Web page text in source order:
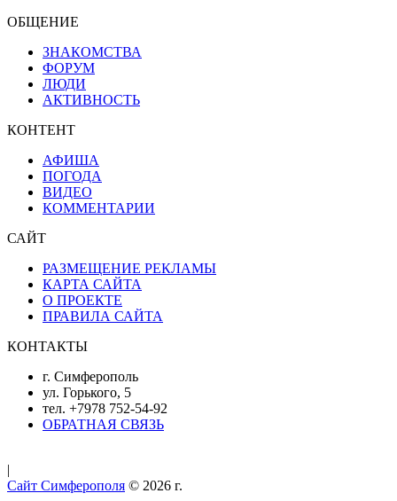
ОБЩЕНИЕ
ЗНАКОМСТВА
ФОРУМ
ЛЮДИ
АКТИВНОСТЬ
КОНТЕНТ
АФИША
ПОГОДА
ВИДЕО
КОММЕНТАРИИ
САЙТ
РАЗМЕЩЕНИЕ РЕКЛАМЫ
КАРТА САЙТА
О ПРОЕКТЕ
ПРАВИЛА САЙТА
КОНТАКТЫ
г. Симферополь
ул. Горького, 5
тел. +7978 752-54-92
ОБРАТНАЯ СВЯЗЬ
|
Сайт Симферополя © 2026 г.